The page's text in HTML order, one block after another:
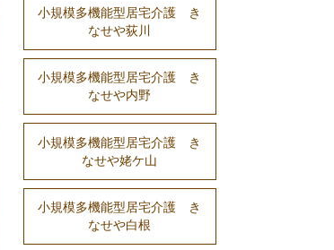
小規模多機能型居宅介護 き
なせや荻川
小規模多機能型居宅介護 き
なせや内野
小規模多機能型居宅介護 き
なせや姥ケ山
小規模多機能型居宅介護 き
なせや白根